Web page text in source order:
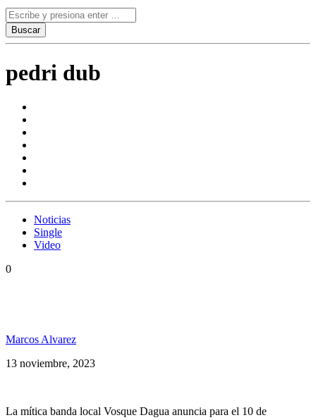
pedri dub
Noticias
Single
Video
0
Marcos Alvarez
13 noviembre, 2023
La mítica banda local Vosque Dagua anuncia para el 10 de